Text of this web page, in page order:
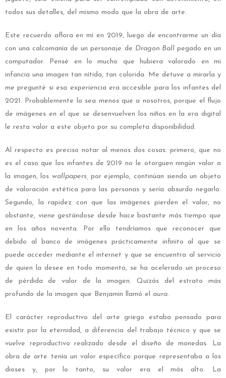
todos sus detalles, del mismo modo que la obra de arte.
Este recuerdo aflora en mí en 2019, luego de encontrarme un día
con una calcomanía de un personaje de Dragon Ballpegado en un
computador. Pensé en lo mucho que hubiera valorado en mi
infancia una imagen tan nítida, tan colorida. Me detuve a mirarla y
me pregunté si esa experiencia era accesible para los infantes del
2021. Probablemente lo sea menos que a nosotros, porque el flujo
de imágenes en el que se desenvuelven los niños en la era digital
le resta valor a este objeto por su completa disponibilidad.
Al respecto es preciso notar al menos dos cosas: primero, que no
es el caso que los infantes de 2019 no le otorguen ningún valor a
la imagen, los wallpapers, por ejemplo, continúan siendo un objeto
de valoración estética para las personas y sería absurdo negarlo.
Segundo, la rapidez con que las imágenes pierden el valor, no
obstante, viene gestándose desde hace bastante más tiempo que
en los años noventa. Por ello tendríamos que reconocer que
debido al banco de imágenes prácticamente infinito al que se
puede acceder mediante el internet y que se encuentra al servicio
de quien la desee en todo momento, se ha acelerado un proceso
de pérdida de valor de la imagen. Quizás del estrato más
profundo de la imagen que Benjamin llamó el aura.
El carácter reproductivo del arte griego estaba pensado para
existir por la eternidad, a diferencia del trabajo técnico y que se
vuelve reproductivo realizado desde el diseño de monedas. La
obra de arte tenía un valor específico porque representaba a los
dioses y, por lo tanto, su valor era el más alto. La